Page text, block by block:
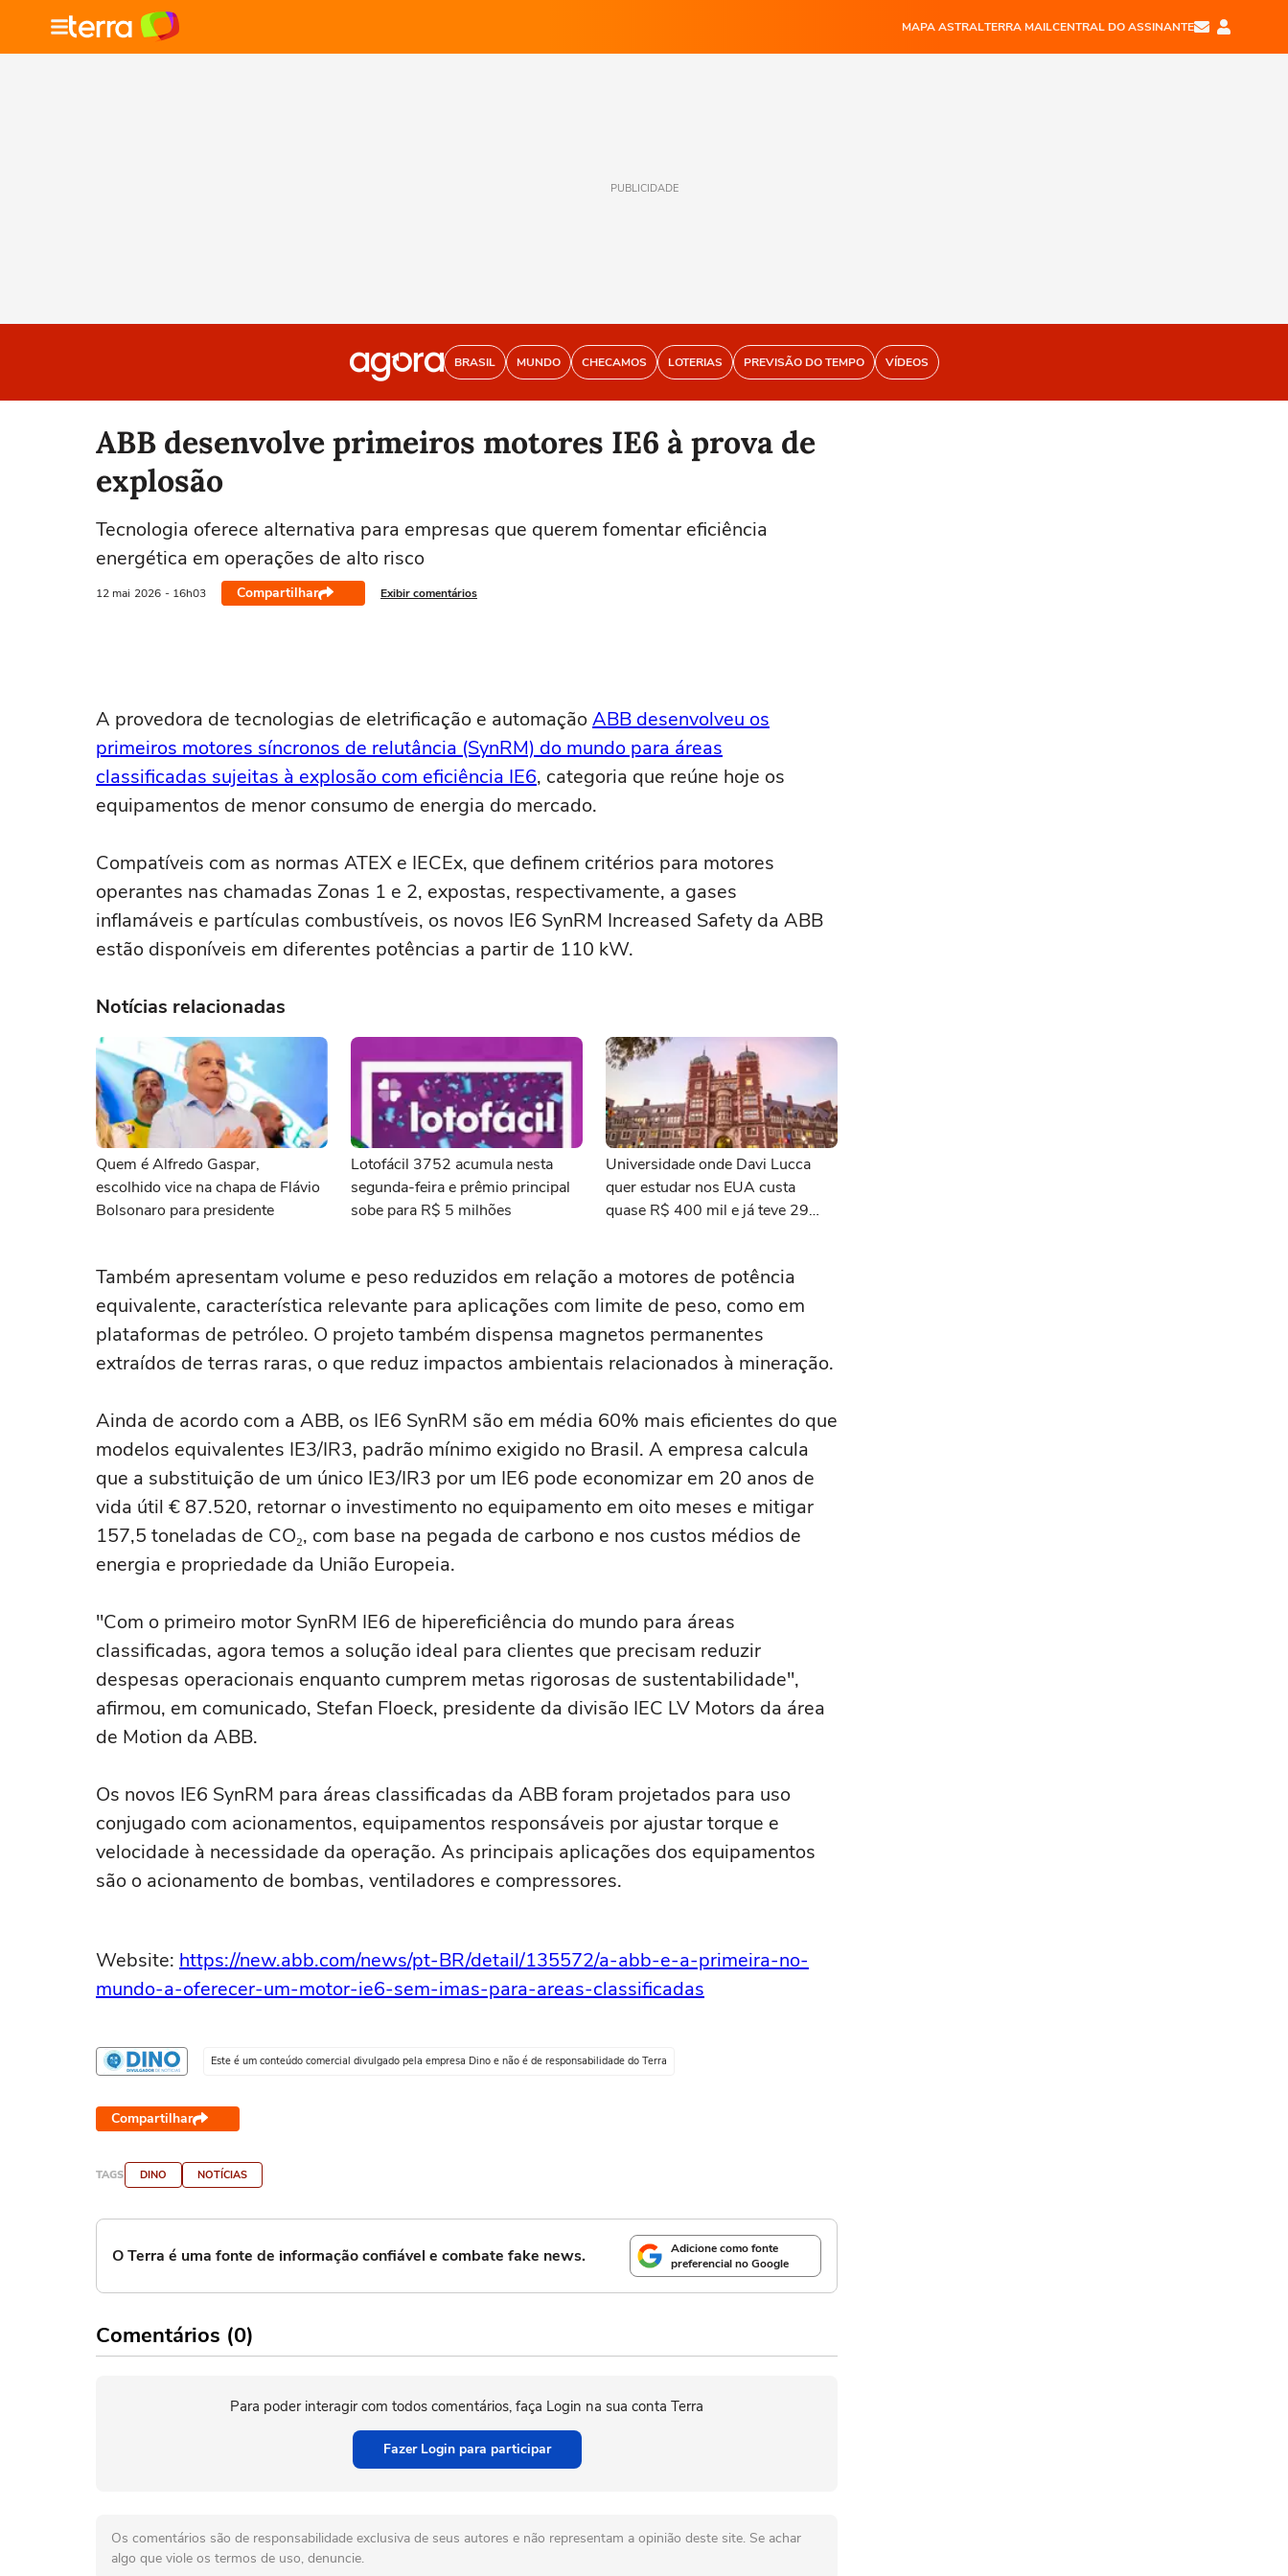
MAPA ASTRALTERRA MAILCENTRAL DO ASSINANTE
PUBLICIDADE
BRASIL MUNDO CHECAMOS LOTERIAS PREVISÃO DO TEMPO VÍDEOS
ABB desenvolve primeiros motores IE6 à prova de
explosão
Tecnologia oferece alternativa para empresas que querem fomentar eficiência
energética em operações de alto risco
12 mai 2026 - 16h03 Compartilhar Exibir comentários
A provedora de tecnologias de eletrificação e automaçãoABB desenvolveu os
primeiros motores síncronos de relutância (SynRM) do mundo para áreas
classificadas sujeitas à explosão com eficiência IE6, categoria que reúne hoje os
equipamentos de menor consumo de energia do mercado.
Compatíveis com as normas ATEX e IECEx, que definem critérios para motores
operantes nas chamadas Zonas 1 e 2, expostas, respectivamente, a gases
inflamáveis e partículas combustíveis, os novos IE6 SynRM Increased Safety da ABB
estão disponíveis em diferentes potências a partir de 110 kW.
Notícias relacionadas
Quem é Alfredo Gaspar,
escolhido vice na chapa de Flávio
Bolsonaro para presidente
Lotofácil 3752 acumula nesta
segunda-feira e prêmio principal
sobe para R$ 5 milhões
Universidade onde Davi Lucca
quer estudar nos EUA custa
quase R$ 400 mil e já teve 29
Também apresentam volume e peso reduzidos em relação a motores de potência
equivalente, característica relevante para aplicações com limite de peso, como em
plataformas de petróleo. O projeto também dispensa magnetos permanentes
extraídos de terras raras, o que reduz impactos ambientais relacionados à mineração.
Ainda de acordo com a ABB, os IE6 SynRM são em média 60% mais eficientes do que
modelos equivalentes IE3/IR3, padrão mínimo exigido no Brasil. A empresa calcula
que a substituição de um único IE3/IR3 por um IE6 pode economizar em 20 anos de
vida útil € 87.520, retornar o investimento no equipamento em oito meses e mitigar
157,5 toneladas de CO₂, com base na pegada de carbono e nos custos médios de
energia e propriedade da União Europeia.
"Com o primeiro motor SynRM IE6 de hipereficiência do mundo para áreas
classificadas, agora temos a solução ideal para clientes que precisam reduzir
despesas operacionais enquanto cumprem metas rigorosas de sustentabilidade",
afirmou, em comunicado, Stefan Floeck, presidente da divisão IEC LV Motors da área
de Motion da ABB.
Os novos IE6 SynRM para áreas classificadas da ABB foram projetados para uso
conjugado com acionamentos, equipamentos responsáveis por ajustar torque e
velocidade à necessidade da operação. As principais aplicações dos equipamentos
são o acionamento de bombas, ventiladores e compressores.
Website: https://new.abb.com/news/pt-BR/detail/135572/a-abb-e-a-primeira-no-
mundo-a-oferecer-um-motor-ie6-sem-imas-para-areas-classificadas
Este é um conteúdo comercial divulgado pela empresa Dino e não é de responsabilidade do Terra
Compartilhar
TAGS DINO NOTÍCIAS
O Terra é uma fonte de informação confiável e combate fake news.
Adicione como fonte
preferencial no Google
Comentários (0)
Para poder interagir com todos comentários, faça Login na sua conta Terra
Fazer Login para participar
Os comentários são de responsabilidade exclusiva de seus autores e não representam a opinião deste site. Se achar
algo que viole os termos de uso, denuncie.